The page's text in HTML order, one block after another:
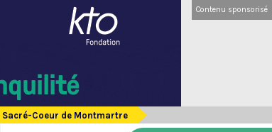
Contenu sponsorisé
Sacré-Coeur de Montmartre